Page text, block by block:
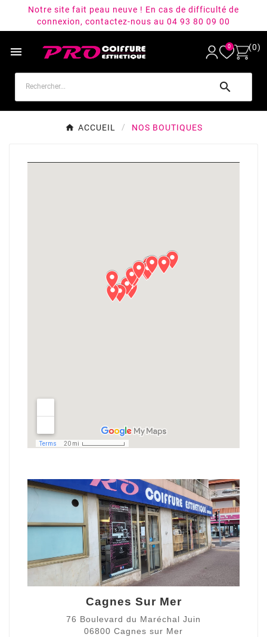
Notre site fait peau neuve ! En cas de difficulté de
connexion, contactez-nous au 04 93 80 09 00
 0 (0)

ACCUEIL NOS BOUTIQUES
Cagnes Sur Mer
76 Boulevard du Maréchal Juin
06800 Cagnes sur Mer